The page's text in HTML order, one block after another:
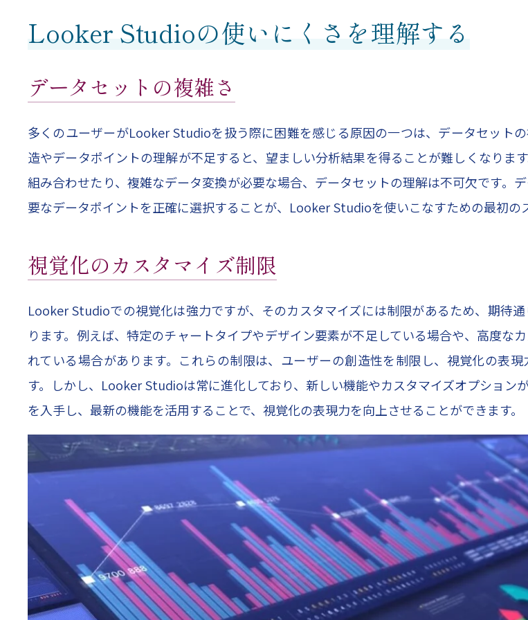
Looker Studioの使いにくさを理解する
データセットの複雑さ
多くのユーザーがLooker Studioを扱う際に困難を感じる原因の一つは、データセット
造やデータポイントの理解が不足すると、望ましい分析結果を得ることが難しくなりま
組み合わせたり、複雑なデータ変換が必要な場合、データセットの理解は不可欠です。
要なデータポイントを正確に選択することが、Looker Studioを使いこなすための最初の
視覚化のカスタマイズ制限
Looker Studioでの視覚化は強力ですが、そのカスタマイズには制限があるため、期待
ります。例えば、特定のチャートタイプやデザイン要素が不足している場合や、高度な
れている場合があります。これらの制限は、ユーザーの創造性を制限し、視覚化の表
す。しかし、Looker Studioは常に進化しており、新しい機能やカスタマイズオプション
を入手し、最新の機能を活用することで、視覚化の表現力を向上させることができます。